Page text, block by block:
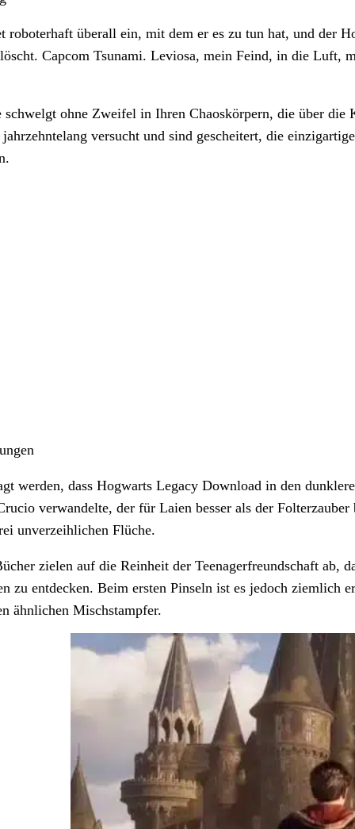
roboterhaft überall ein, mit dem er es zu tun hat, und der
Capcom Tsunami. Leviosa, mein Feind, in die Luft,
ohne Zweifel in Ihren Chaoskörpern, die über die
versucht und sind gescheitert, die
werden, dass Hogwarts Legacy Download in den
verwandelte, der für Laien besser als der
unverzeihlichen Flüche.
zielen auf die Reinheit der Teenagerfreundschaft ab,
zu entdecken. Beim ersten Pinseln ist es jedoch
ähnlichen Mischstampfer.